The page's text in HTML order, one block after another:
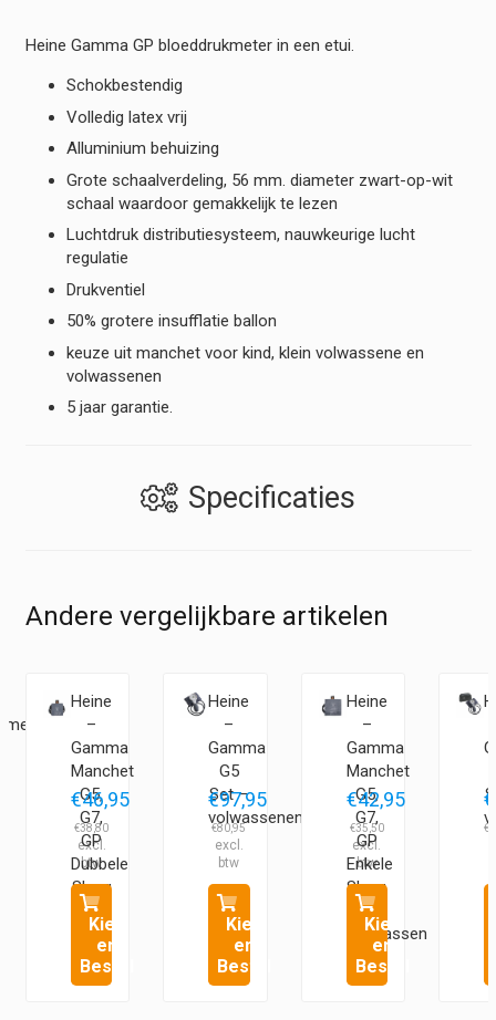
Heine Gamma GP bloeddrukmeter in een etui.
Schokbestendig
Volledig latex vrij
Alluminium behuizing
Grote schaalverdeling, 56 mm. diameter zwart-op-wit
schaal waardoor gemakkelijk te lezen
Luchtdruk distributiesysteem, nauwkeurige lucht
regulatie
Drukventiel
50% grotere insufflatie ballon
keuze uit manchet voor kind, klein volwassene en
volwassenen
5 jaar garantie.
Specificaties
Andere vergelijkbare artikelen
Heine
–
Gamma
Manchet
G5,
G7,
GP
Dubbele
Slang
–
Kind
€46,95
€38,80
Kies
en
Bestel
Heine
–
Gamma
G5
Set –
volwassenen
€97,95
€80,95
Kies
en
Bestel
Heine
–
Gamma
Manchet
G5,
G7,
GP
Enkele
Slang
–
Volwassen
€42,95
€35,50
Kies
en
Bestel
€
€